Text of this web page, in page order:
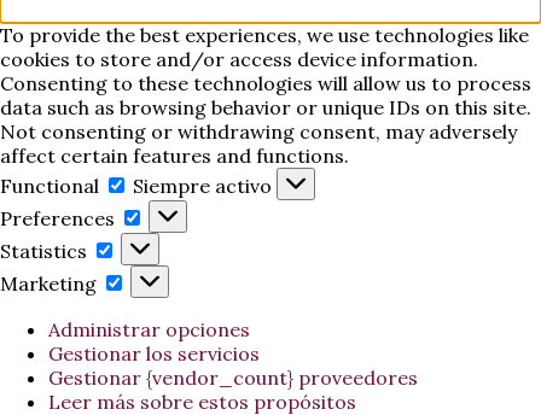
To provide the best experiences, we use technologies like
cookies to store and/or access device information.
Consenting to these technologies will allow us to process
data such as browsing behavior or unique IDs on this site.
Not consenting or withdrawing consent, may adversely
affect certain features and functions.
Functional
Functional
Siempre activo
Preferences
Preferences
Statistics
Statistics
Marketing
Marketing
Administrar opciones
Gestionar los servicios
Gestionar {vendor_count} proveedores
Leer más sobre estos propósitos